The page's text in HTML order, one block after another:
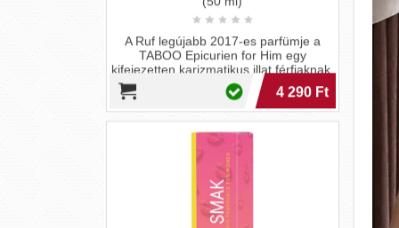
SMAK FOR WOMEN
Nőknek 50 ml. Egy egyedülálló illat,
mely, ha kibontakozik, rendkívül finom
és abszolút kötelező érvényű. A név
már...